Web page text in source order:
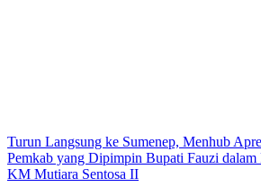
Turun Langsung ke Sumenep, Menhub
Pemkab yang Dipimpin Bupati Fauzi dalam
KM Mutiara Sentosa II